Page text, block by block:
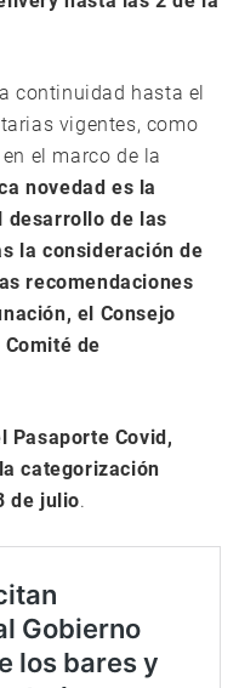
continuidad hasta el
vigentes, como
el marco de la
novedad es la
desarrollo de las
la consideración de
recomendaciones
el Consejo
de
Pasaporte Covid,
categorización
de julio.